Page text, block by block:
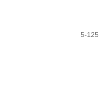
5-125